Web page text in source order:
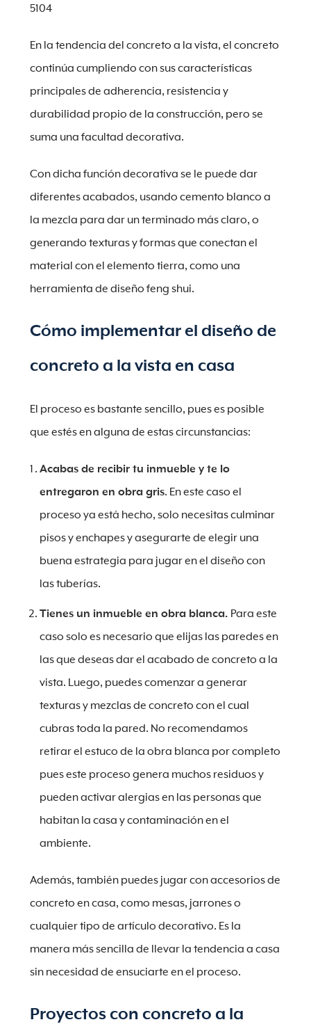
5104
En la tendencia del concreto a la vista, el concreto
continúa cumpliendo con sus características
principales de adherencia, resistencia y
durabilidad propio de la construcción, pero se
suma una facultad decorativa.
Con dicha función decorativa se le puede dar
diferentes acabados, usando cemento blanco a
la mezcla para dar un terminado más claro, o
generando texturas y formas que conectan el
material con el elemento tierra, como una
herramienta de diseño feng shui.
Cómo implementar el diseño de
concreto a la vista en casa
El proceso es bastante sencillo, pues es posible
que estés en alguna de estas circunstancias:
Acabas de recibir tu inmueble y te lo
entregaron en obra gris. En este caso el
proceso ya está hecho, solo necesitas culminar
pisos y enchapes y asegurarte de elegir una
buena estrategia para jugar en el diseño con
las tuberías.
Tienes un inmueble en obra blanca. Para este
caso solo es necesario que elijas las paredes en
las que deseas dar el acabado de concreto a la
vista. Luego, puedes comenzar a generar
texturas y mezclas de concreto con el cual
cubras toda la pared. No recomendamos
retirar el estuco de la obra blanca por completo
pues este proceso genera muchos residuos y
pueden activar alergias en las personas que
habitan la casa y contaminación en el
ambiente.
Además, también puedes jugar con accesorios de
concreto en casa, como mesas, jarrones o
cualquier tipo de artículo decorativo. Es la
manera más sencilla de llevar la tendencia a casa
sin necesidad de ensuciarte en el proceso.
Proyectos con concreto a la